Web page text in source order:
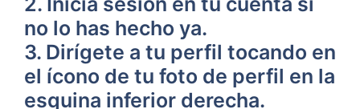
no lo has hecho ya.
3. Dirígete a tu⁣ perfil tocando ‌en
el ícono ‍de tu foto de‌ perfil en la
esquina inferior ‍derecha.